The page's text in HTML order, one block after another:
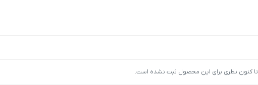
تا کنون نظری برای این محصول ثبت نشده است.